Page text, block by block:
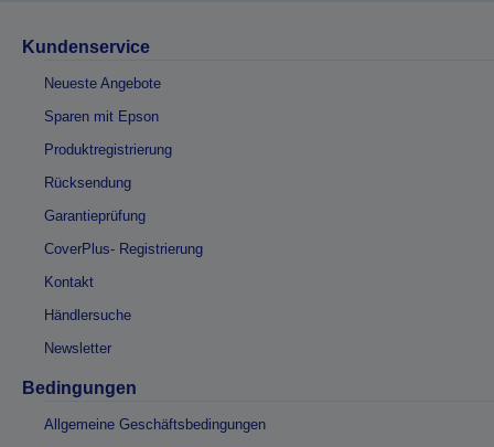
Kundenservice
Neueste Angebote
Sparen mit Epson
Produktregistrierung
Rücksendung
Garantieprüfung
CoverPlus- Registrierung
Kontakt
Händlersuche
Newsletter
Bedingungen
Allgemeine Geschäftsbedingungen